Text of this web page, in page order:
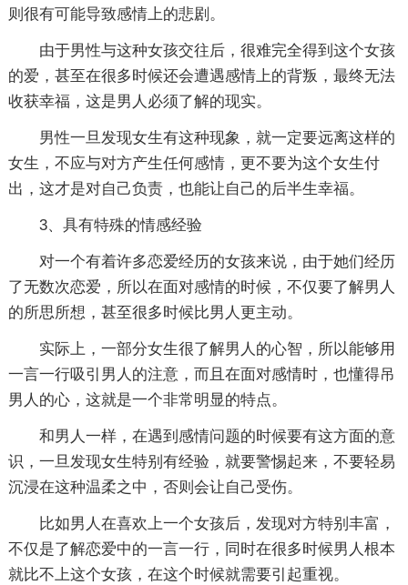
则很有可能导致感情上的悲剧。
由于男性与这种女孩交往后，很难完全得到这个女孩
的爱，甚至在很多时候还会遭遇感情上的背叛，最终无法
收获幸福，这是男人必须了解的现实。
男性一旦发现女生有这种现象，就一定要远离这样的
女生，不应与对方产生任何感情，更不要为这个女生付
出，这才是对自己负责，也能让自己的后半生幸福。
3、具有特殊的情感经验
对一个有着许多恋爱经历的女孩来说，由于她们经历
了无数次恋爱，所以在面对感情的时候，不仅要了解男人
的所思所想，甚至很多时候比男人更主动。
实际上，一部分女生很了解男人的心智，所以能够用
一言一行吸引男人的注意，而且在面对感情时，也懂得吊
男人的心，这就是一个非常明显的特点。
和男人一样，在遇到感情问题的时候要有这方面的意
识，一旦发现女生特别有经验，就要警惕起来，不要轻易
沉浸在这种温柔之中，否则会让自己受伤。
比如男人在喜欢上一个女孩后，发现对方特别丰富，
不仅是了解恋爱中的一言一行，同时在很多时候男人根本
就比不上这个女孩，在这个时候就需要引起重视。